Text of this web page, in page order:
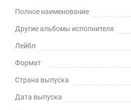
Полное наименование
Другие альбомы исполнителя
Лейбл
Формат
Страна выпуска
Дата выпуска